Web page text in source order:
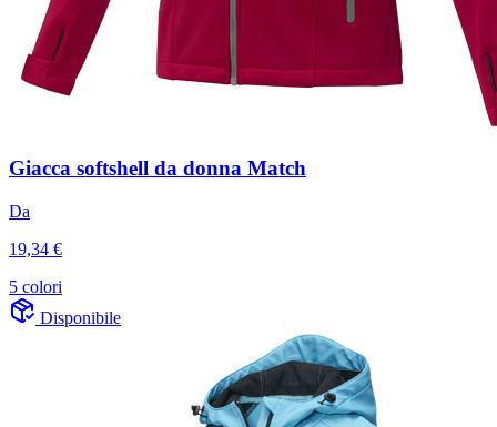
Giacca softshell da donna Match
Da
19,34 €
5 colori
Disponibile